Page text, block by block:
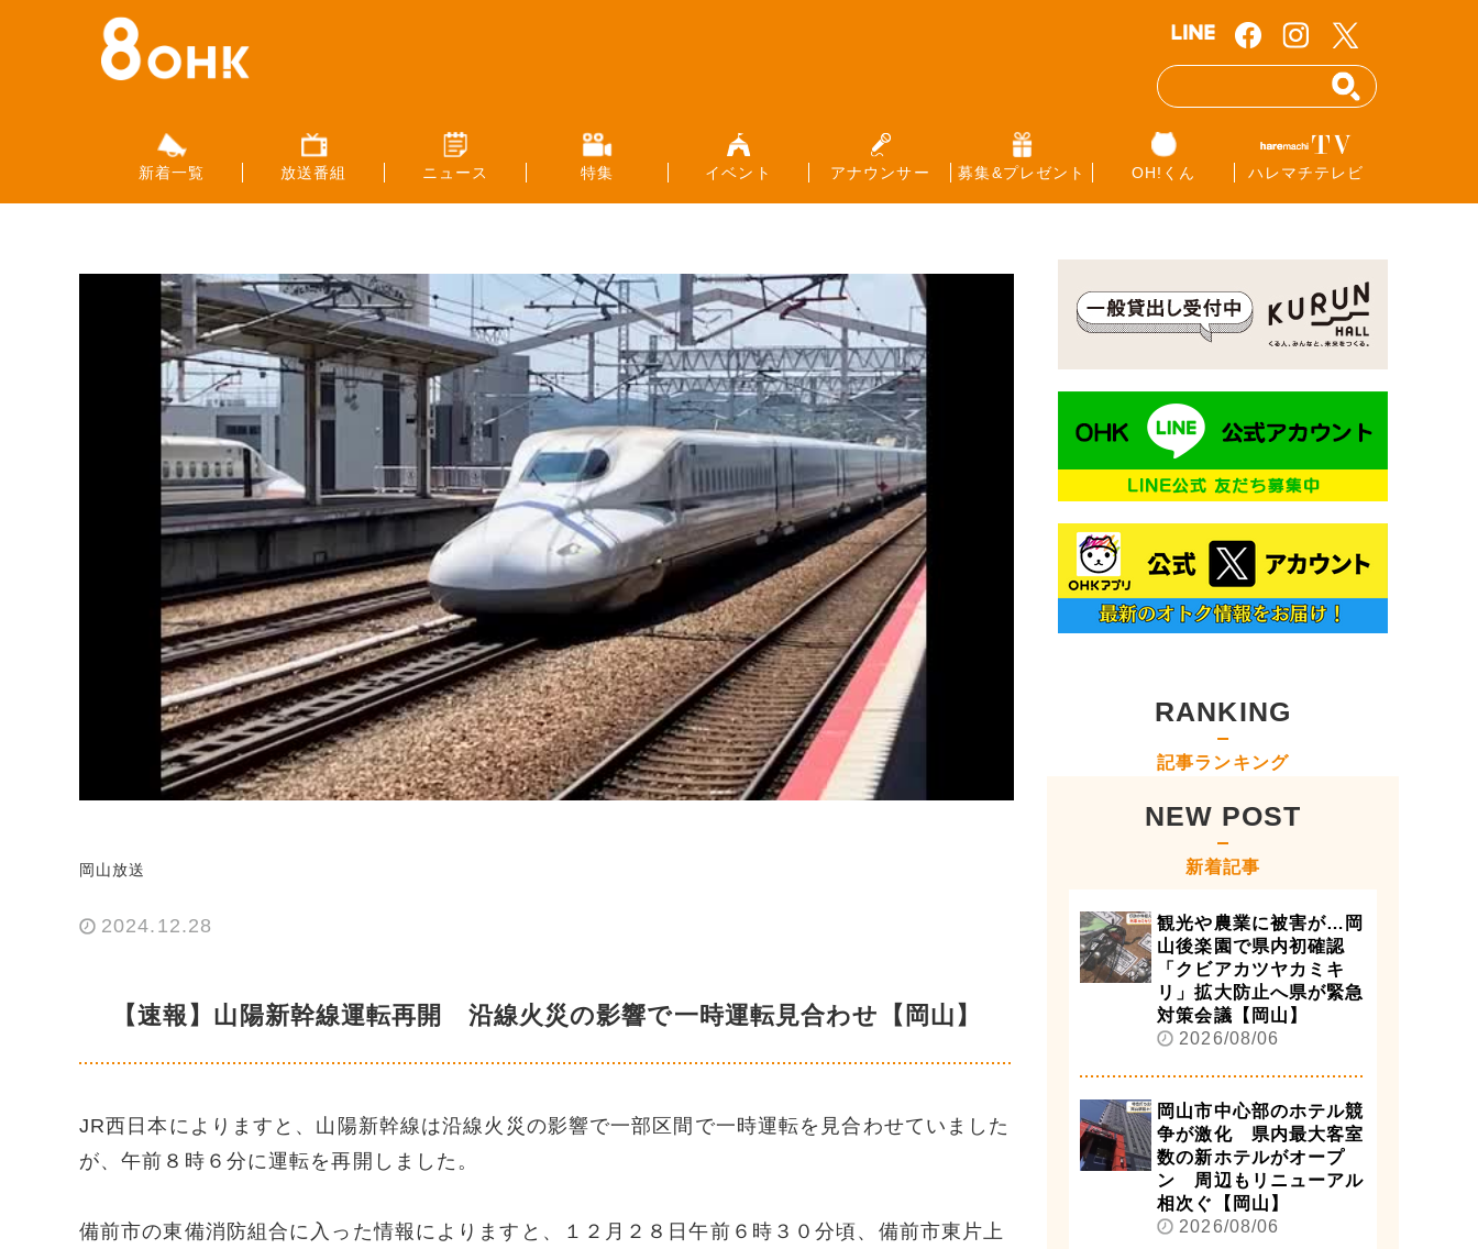
新着一覧 放送番組 ニュース 特集 イベント アナウンサー 募集&プレゼント OH!くん ハレマチテレビ
岡山放送
2024.12.28
【速報】山陽新幹線運転再開 沿線火災の影響で一時運転見合わせ【岡山】
JR西日本によりますと、山陽新幹線は沿線火災の影響で一部区間で一時運転を見合わせていました
が、午前８時６分に運転を再開しました。
備前市の東備消防組合に入った情報によりますと、１２月２８日午前６時３０分頃、備前市東片上
RANKING
記事ランキング
NEW POST
新着記事
観光や農業に被害が…岡
山後楽園で県内初確認
「クビアカツヤカミキ
リ」拡大防止へ県が緊急
対策会議【岡山】
2026/08/06
岡山市中心部のホテル競
争が激化 県内最大客室
数の新ホテルがオープ
ン 周辺もリニューアル
相次ぐ【岡山】
2026/08/06